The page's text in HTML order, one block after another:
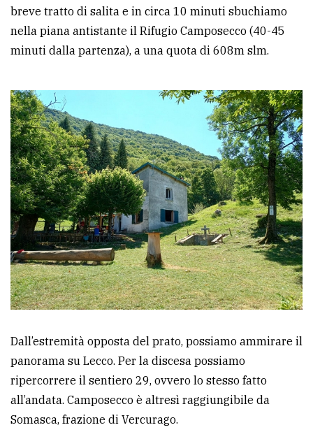
breve tratto di salita e in circa 10 minuti sbuchiamo
nella piana antistante il Rifugio Camposecco (40-45
minuti dalla partenza), a una quota di 608m slm.
Dall’estremità opposta del prato, possiamo ammirare il
panorama su Lecco. Per la discesa possiamo
ripercorrere il sentiero 29, ovvero lo stesso fatto
all’andata. Camposecco è altresì raggiungibile da
Somasca, frazione di Vercurago.